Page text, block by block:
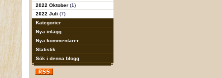
2022 Oktober (1)
2022 Juli (7)
Kategorier
Nya inlägg
Nya kommentarer
Statistik
Sök i denna blogg